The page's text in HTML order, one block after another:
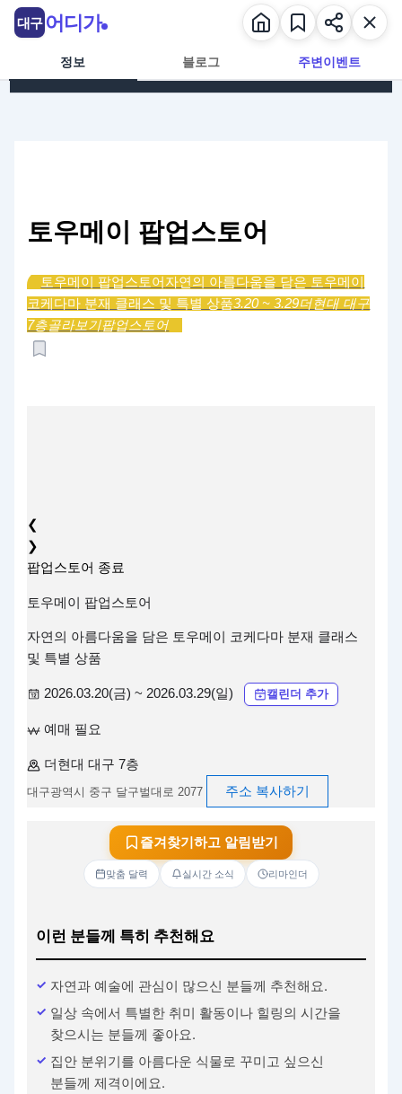
콘텐츠로 건너뛰기
정보 블로그 주변이벤트
토우메이 팝업스토어
토우메이 팝업스토어 자연의 아름다움을 담은 토우메이
코케다마 분재 클래스 및 특별 상품3.20 ~ 3.29더현대 대구
7층골라보기팝업스토어
❮
❯
팝업스토어 종료
토우메이 팝업스토어
자연의 아름다움을 담은 토우메이 코케다마 분재 클래스
및 특별 상품
2026.03.20(금) ~ 2026.03.29(일) 캘린더 추가
예매 필요
더현대 대구 7층
대구광역시 중구 달구벌대로 2077 주소 복사하기
즐겨찾기하고 알림받기
맞춤 달력 실시간 소식 리마인더
이런 분들께 특히 추천해요
자연과 예술에 관심이 많으신 분들께 추천해요.
일상 속에서 특별한 취미 활동이나 힐링의 시간을
찾으시는 분들께 좋아요.
집안 분위기를 아름다운 식물로 꾸미고 싶으신
분들께 제격이에요.
대구 어디가